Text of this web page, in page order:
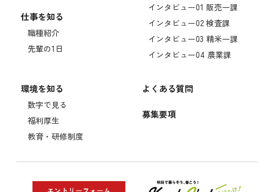
仕事を知る
職種紹介
先輩の1日
インタビュー01 販売一課
インタビュー02 検査課
インタビュー03 精米一課
インタビュー04 農業課
環境を知る
数字で見る
福利厚生
教育・研修制度
よくある質問
募集要項